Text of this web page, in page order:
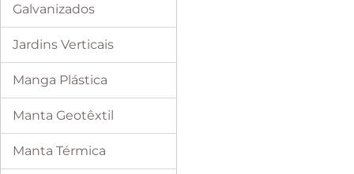
Galvanizados
Jardins Verticais
Manga Plástica
Manta Geotêxtil
Manta Térmica